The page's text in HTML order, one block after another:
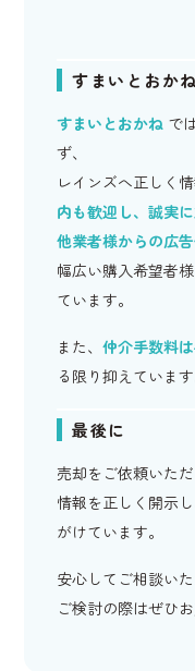
すまいとおか
すまいとおかね で
ず、
レインズへ正しく
内も歓迎し、誠実
他業者様からの広
幅広い購入希望者
ています。
また、仲介手数料
る限り抑えています
最後に
売却をご依頼いた
情報を正しく開示
がけています。
安心してご相談い
ご検討の際はぜひ